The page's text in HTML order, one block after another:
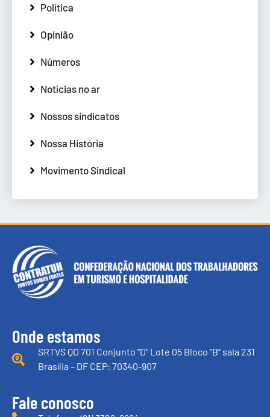
Política
Opinião
Números
Notícias no ar
Nossos sindicatos
Nossa História
Movimento Sindical
Onde estamos
SRTVS QD 701 Conjunto “D” Lote 05 Bloco “B” sala 231
Brasília – DF CEP: 70340-907
Fale conosco